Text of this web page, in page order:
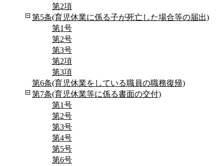
第2項
第5条(育児休業に係る子が死亡した場合等の届出)
第1号
第2号
第3号
第2項
第3項
第6条(育児休業をしている職員の職務復帰)
第7条(育児休業等に係る書面の交付)
第1号
第2号
第3号
第4号
第5号
第6号